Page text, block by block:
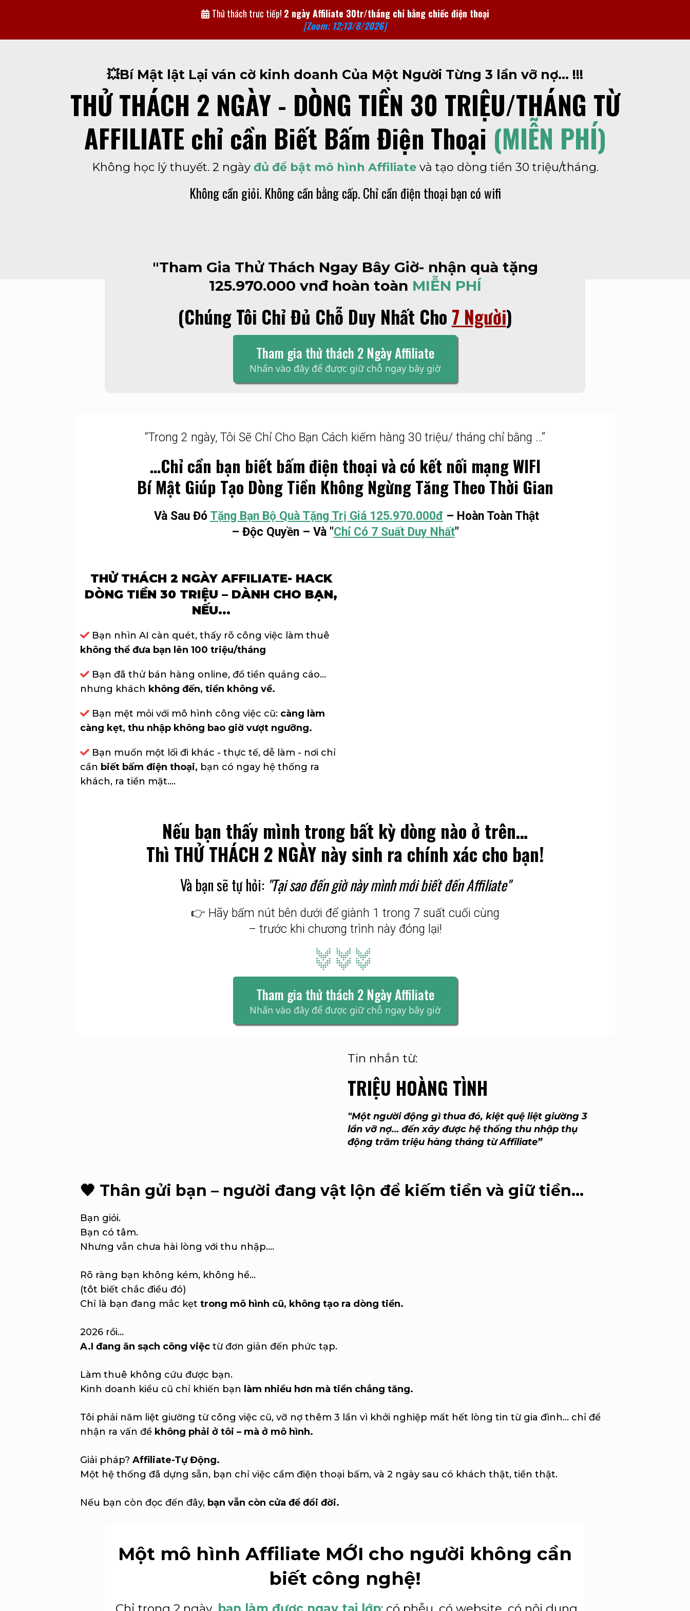
Thử thách trưc tiếp! 2 ngày Affiliate 30tr/tháng chỉ bằng chiếc điện thoại
[Zoom: 12;13/8/2026]
💥Bí Mật lật Lại ván cờ kinh doanh Của Một Người Từng 3 lần vỡ nợ... !!!
THỬ THÁCH 2 NGÀY - DÒNG TIỀN 30 TRIỆU/THÁNG TỪ
AFFILIATE chỉ cần Biết Bấm Điện Thoại (MIỄN PHÍ)
Không học lý thuyết. 2 ngày đủ để bật mô hình Affiliatevà tạo dòng tiền 30 triệu/tháng.
Không cần giỏi. Không cần bằng cấp. Chỉ cần điện thoại bạn có wifi
"Tham Gia Thử Thách Ngay Bây Giờ- nhận quà tặng
125.970.000 vnđ hoàn toàn MIỄN PHÍ
(Chúng Tôi Chỉ Đủ Chỗ Duy Nhất Cho 7 Người)
Tham gia thử thách 2 Ngày Affiliate
Nhấn vào đây để được giữ chỗ ngay bây giờ
“Trong 2 ngày, Tôi Sẽ Chỉ Cho Bạn Cách kiếm hàng 30 triệu/ tháng chỉ bằng …”
…Chỉ cần bạn biết bấm điện thoại và có kết nối mạng WIFI
Bí Mật Giúp Tạo Dòng Tiền Không Ngừng Tăng Theo Thời Gian
Và Sau Đó Tặng Bạn Bộ Quà Tặng Trị Giá 125.970.000đ – Hoàn Toàn Thật
– Độc Quyền – Và "Chỉ Có 7 Suất Duy Nhất"
THỬ THÁCH 2 NGÀY AFFILIATE- HACK
DÒNG TIỀN 30 TRIỆU – DÀNH CHO BẠN,
NẾU...
Bạn nhìn AI càn quét, thấy rõ công việc làm thuê
không thể đưa bạn lên 100 triệu/tháng
Bạn đã thử bán hàng online, đổ tiền quảng cáo…
nhưng khách không đến, tiền không về.
Bạn mệt mỏi với mô hình công việc cũ: càng làm
càng kẹt, thu nhập không bao giờ vượt ngưỡng.
Bạn muốn một lối đi khác - thực tế, dễ làm - nơi chỉ
cần biết bấm điện thoại, bạn có ngay hệ thống ra
khách, ra tiền mặt....
Nếu bạn thấy mình trong bất kỳ dòng nào ở trên…
Thì THỬ THÁCH 2 NGÀY này sinh ra chính xác cho bạn!
Và bạn sẽ tự hỏi: "Tại sao đến giờ này mình mới biết đến Affiliate"
👉 Hãy bấm nút bên dưới để giành 1 trong 7 suất cuối cùng
– trước khi chương trình này đóng lại!
Tham gia thử thách 2 Ngày Affiliate
Nhấn vào đây để được giữ chỗ ngay bây giờ
Tin nhắn từ:
TRIỆU HOÀNG TÌNH
"Một người động gì thua đó, kiệt quệ liệt giường 3
lần vỡ nợ… đến xây được hệ thống thu nhập thụ
động trăm triệu hàng tháng từ Affiliate”
🖤 Thân gửi bạn – người đang vật lộn để kiếm tiền và giữ tiền…
Bạn giỏi.
Bạn có tâm.
Nhưng vẫn chưa hài lòng với thu nhập....
Rõ ràng bạn không kém, không hề...
(tôt biết chắc điều đó)
Chỉ là bạn đang mắc kẹt trong mô hình cũ, không tạo ra dòng tiền.
2026 rồi…
A.I đang ăn sạch công việctừ đơn giản đến phức tạp.
Làm thuê không cứu được bạn.
Kinh doanh kiểu cũ chỉ khiến bạn làm nhiều hơn mà tiền chẳng tăng.
Tôi phải năm liệt giường từ công việc cũ, vỡ nợ thêm 3 lần vì khởi nghiệp mất hết lòng tin từ gia đình… chỉ để
nhận ra vấn đề không phải ở tôi – mà ở mô hình.
Giải pháp? Affiliate-Tự Động.
Một hệ thống đã dựng sẵn, bạn chỉ việc cầm điện thoại bấm, và 2 ngày sau có khách thật, tiền thật.
Nếu bạn còn đọc đến đây, bạn vẫn còn cửa để đổi đời.
Một mô hình Affiliate MỚI cho người không cần
biết công nghệ!